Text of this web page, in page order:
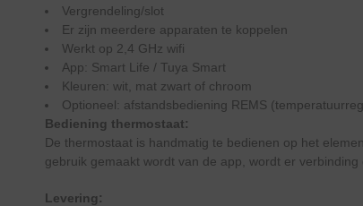
Vergrendeling/slot
Er zijn meerdere apparaten te koppelen
Werkt op 2,4 GHz wifi
App: Smart Life / Tuya Smart
Kleuren: wit, mat zwart of chroom
Optioneel: afstandsbediening REMS
Bediening thermostaat:
De thermostaat is handmatig te bedienen op het
gebruik gemaakt wordt van de app, wordt er
Levering: